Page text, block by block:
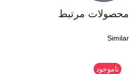
محصولات مرتبط
Similar
ناموجود